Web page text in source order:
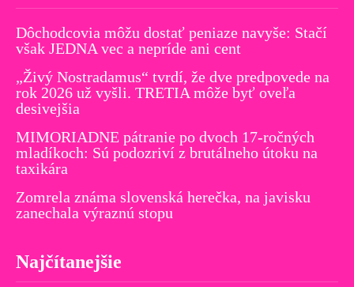
Dôchodcovia môžu dostať peniaze navyše: Stačí
však JEDNA vec a nepríde ani cent
„Živý Nostradamus“ tvrdí, že dve predpovede na
rok 2026 už vyšli. TRETIA môže byť oveľa
desivejšia
MIMORIADNE pátranie po dvoch 17-ročných
mladíkoch: Sú podozriví z brutálneho útoku na
taxikára
Zomrela známa slovenská herečka, na javisku
zanechala výraznú stopu
Najčítanejšie